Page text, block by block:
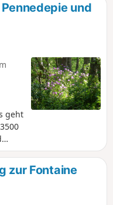
und
geht
zur Fontaine